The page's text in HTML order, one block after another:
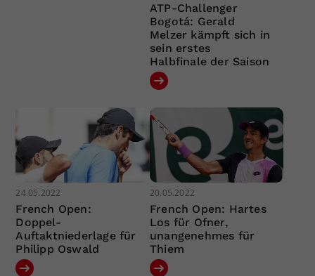
ATP-Challenger
Bogotá: Gerald
Melzer kämpft sich in
sein erstes
Halbfinale der Saison
24.05.2022
French Open:
Doppel-
Auftaktniederlage für
Philipp Oswald
20.05.2022
French Open: Hartes
Los für Ofner,
unangenehmes für
Thiem